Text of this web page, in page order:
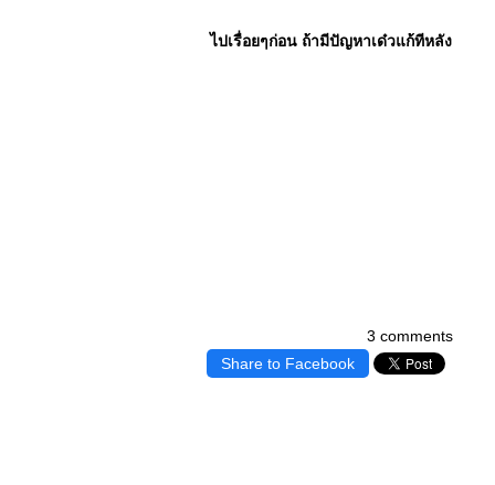
ไปเรื่อยๆก่อน ถ้ามีปัญหาเด๋วแก้ทีหลัง
3 comments
Share to Facebook